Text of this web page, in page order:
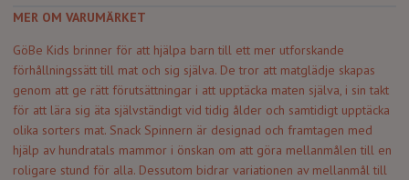
MER OM VARUMÄRKET
GöBe Kids brinner för att hjälpa barn till ett mer utforskande
förhållningssätt till mat och sig själva. De tror att matglädje skapas
genom att ge rätt förutsättningar i att upptäcka maten själva, i sin takt
för att lära sig äta självständigt vid tidig ålder och samtidigt upptäcka
olika sorters mat. Snack Spinnern är designad och framtagen med
hjälp av hundratals mammor i önskan om att göra mellanmålen till en
roligare stund för alla. Dessutom bidrar variationen av mellanmål till